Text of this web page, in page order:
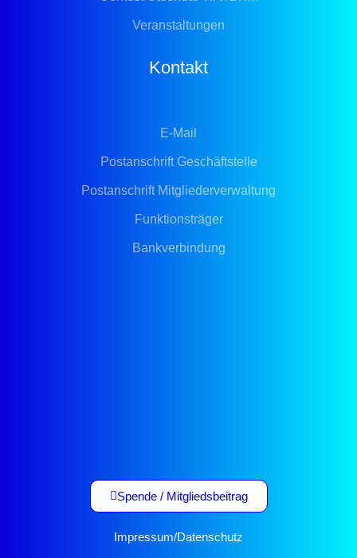
Veranstaltungen
Kontakt
E-Mail
Postanschrift Geschäftstelle
Postanschrift Mitgliederverwaltung
Funktionsträger
Bankverbindung
Spende / Mitgliedsbeitrag
Impressum/Datenschutz